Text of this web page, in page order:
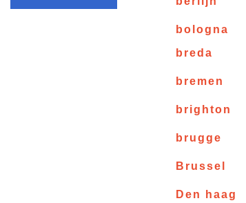
bologna
breda
bremen
brighton
brugge
Brussel
Den haag